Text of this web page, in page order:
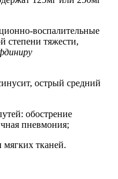
воспалительные
степени тяжести,
острый средний
обострение
пневмония;
тканей.